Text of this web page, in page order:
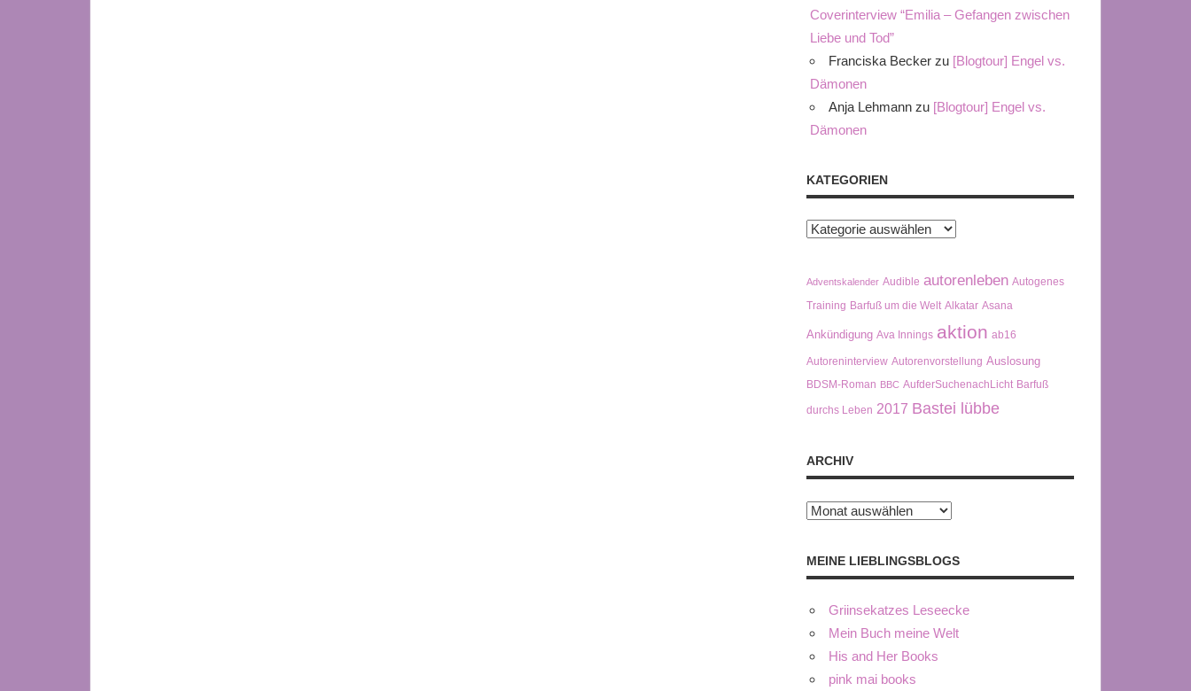
Coverinterview “Emilia – Gefangen zwischen
Liebe und Tod”
Franciska Becker zu [Blogtour] Engel vs.
Dämonen
Anja Lehmann zu [Blogtour] Engel vs.
Dämonen
KATEGORIEN
Kategorien
Adventskalender Audible autorenleben Autogenes
Training Barfuß um die Welt Alkatar Asana
Ankündigung Ava Innings aktion ab16
Autoreninterview Autorenvorstellung Auslosung
BDSM-Roman BBC AufderSuchenachLicht Barfuß
durchs Leben 2017 Bastei lübbe
ARCHIV
Archiv
MEINE LIEBLINGSBLOGS
Griinsekatzes Leseecke
Mein Buch meine Welt
His and Her Books
pink mai books